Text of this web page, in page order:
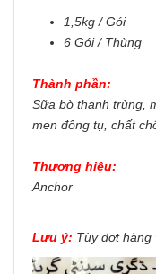
1,5kg / Gói
6 Gói / Thùng
Thành phần:
Sữa bò thanh trùng,
men đông tụ, chất
Thương hiệu:
Anchor
Lưu ý: Tùy đợt hàng